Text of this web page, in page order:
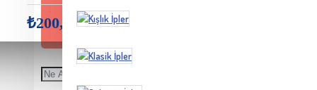
₺200,00